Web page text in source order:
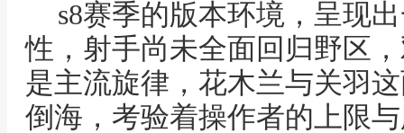
s8赛季的版本环境，呈现
性，射手尚未全面回归野区
是主流旋律，花木兰与关羽
倒海，考验着操作者的上限